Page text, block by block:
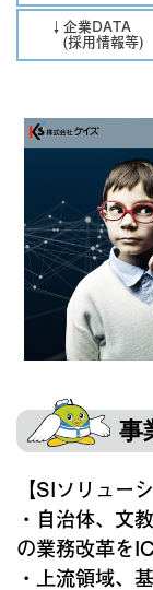
↓企業DATA
(採用情報等)
事
【SIソリュー
・自治体、文
の業務改革を
・上流領域、